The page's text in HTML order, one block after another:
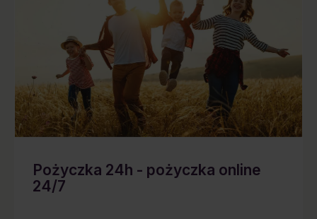
Pożyczka 24h - pożyczka online
24/7